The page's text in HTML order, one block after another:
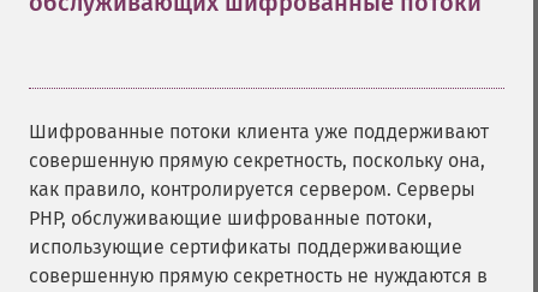
Шифрованные потоки клиента уже поддерживают
совершенную прямую секретность, поскольку она,
как правило, контролируется сервером. Серверы
PHP, обслуживающие шифрованные потоки,
использующие сертификаты поддерживающие
совершенную прямую секретность не нуждаются в